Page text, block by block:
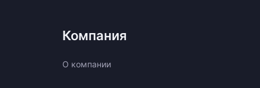
Компания
О компании